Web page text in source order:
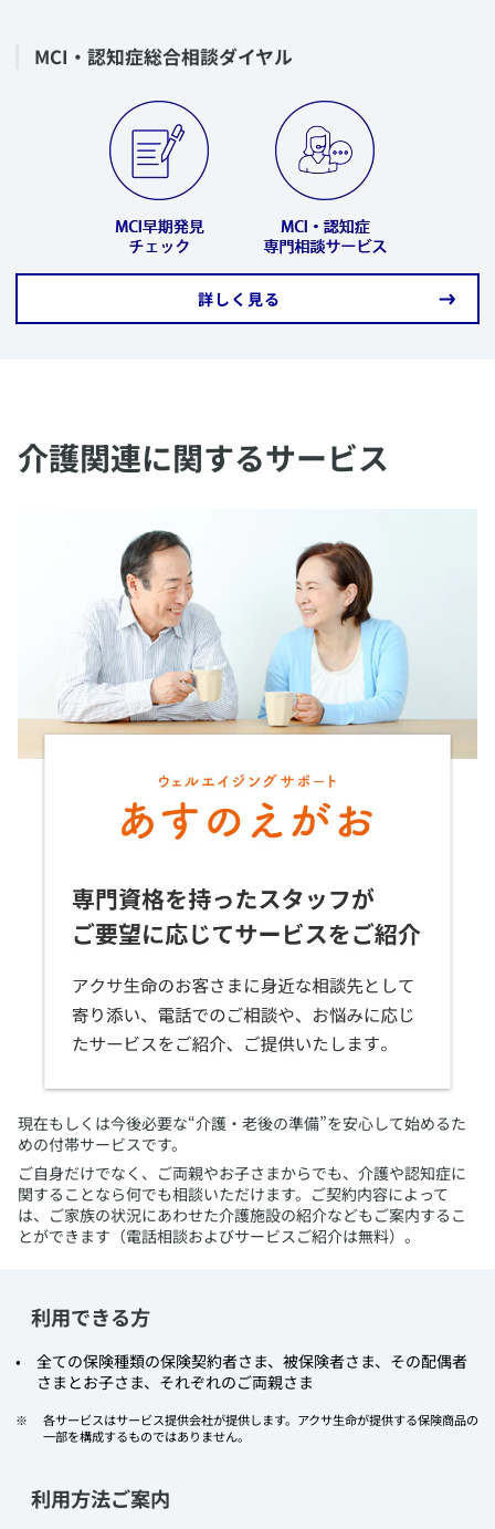
​MCI・認知症総合相談ダイヤル
​詳しく見る
介護関連に関するサービス
​現在もしくは今後必要な“介護・老後の準備”を安心して始めるた
めの付帯サービスです。
ご自身だけでなく、ご両親やお子さまからでも、介護や認知症に
関することなら何でも相談いただけます。ご契約内容によって
は、ご家族の状況にあわせた介護施設の紹介などもご案内するこ
とができます（電話相談およびサービスご紹介は無料）。
利用できる方
​全ての保険種類の保険契約者さま、被保険者さま、その配偶者
さまとお子さま、それぞれのご両親さま
​各サービスはサービス提供会社が提供します。アクサ生命が提供する保険商品の
一部を構成するものではありません。
利用方法ご案内